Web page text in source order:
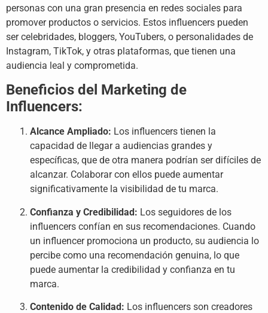
personas con una gran presencia en redes sociales para
promover productos o servicios. Estos influencers pueden
ser celebridades, bloggers, YouTubers, o personalidades de
Instagram, TikTok, y otras plataformas, que tienen una
audiencia leal y comprometida.
Beneficios del Marketing de
Influencers:
Alcance Ampliado: Los influencers tienen la
capacidad de llegar a audiencias grandes y
específicas, que de otra manera podrían ser difíciles de
alcanzar. Colaborar con ellos puede aumentar
significativamente la visibilidad de tu marca.
Confianza y Credibilidad: Los seguidores de los
influencers confían en sus recomendaciones. Cuando
un influencer promociona un producto, su audiencia lo
percibe como una recomendación genuina, lo que
puede aumentar la credibilidad y confianza en tu
marca.
Contenido de Calidad: Los influencers son creadores